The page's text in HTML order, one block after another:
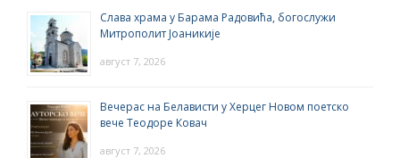
Слава храма у Барама Радовића, богослужи
Митрополит Јоаникије
август 7, 2026
Вечерас на Белависти у Херцег Новом поетско
вече Теодоре Ковач
август 7, 2026